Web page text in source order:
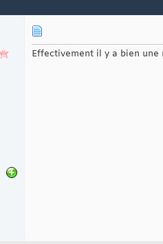
Effectivement il y a bien une